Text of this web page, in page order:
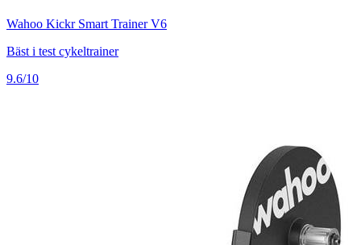
Wahoo Kickr Smart Trainer V6
Bäst i test cykeltrainer
9.6/10